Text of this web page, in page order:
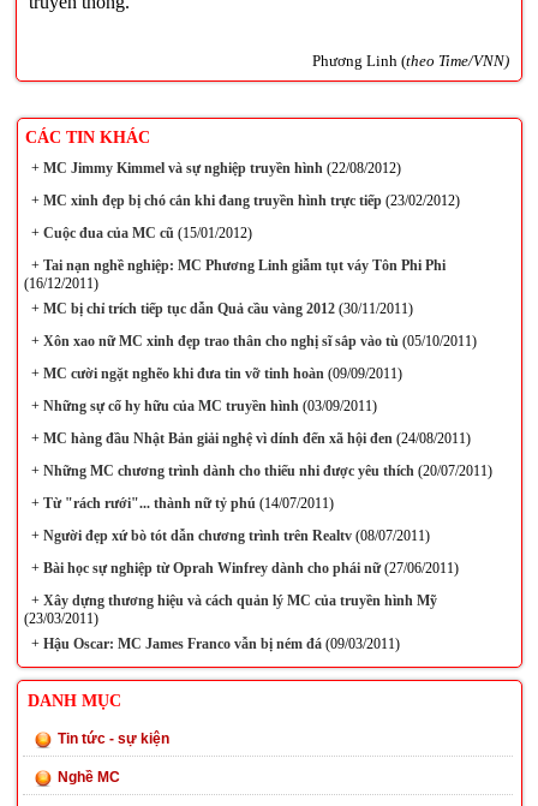
Phương Linh (theo Time/VNN)
CÁC TIN KHÁC
+MC Jimmy Kimmel và sự nghiệp truyền hình(22/08/2012)
+MC xinh đẹp bị chó cắn khi đang truyền hình trực tiếp(23/02/2012)
+Cuộc đua của MC cũ(15/01/2012)
+Tai nạn nghề nghiệp: MC Phương Linh giẫm tụt váy Tôn Phi Phi
(16/12/2011)
+MC bị chỉ trích tiếp tục dẫn Quả cầu vàng 2012(30/11/2011)
+Xôn xao nữ MC xinh đẹp trao thân cho nghị sĩ sắp vào tù(05/10/2011)
+MC cười ngặt nghẽo khi đưa tin vỡ tinh hoàn(09/09/2011)
+Những sự cố hy hữu của MC truyền hình(03/09/2011)
+MC hàng đầu Nhật Bản giải nghệ vì dính đến xã hội đen(24/08/2011)
+Những MC chương trình dành cho thiếu nhi được yêu thích(20/07/2011)
+Từ "rách rưới"... thành nữ tỷ phú(14/07/2011)
+Người đẹp xứ bò tót dẫn chương trình trên Realtv(08/07/2011)
+Bài học sự nghiệp từ Oprah Winfrey dành cho phái nữ(27/06/2011)
+Xây dựng thương hiệu và cách quản lý MC của truyền hình Mỹ
(23/03/2011)
+Hậu Oscar: MC James Franco vẫn bị ném đá(09/03/2011)
DANH MỤC
Tin tức - sự kiện
Nghề MC